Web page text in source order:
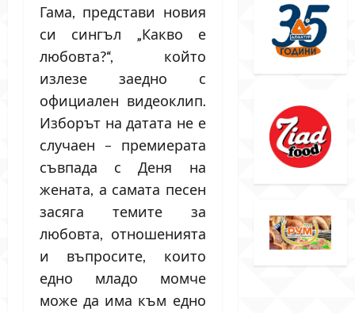
Гама, представи новия
си сингъл „Какво е
любовта?“, който
излезе заедно с
официален видеоклип.
Изборът на датата не е
случаен – премиерата
съвпада с Деня на
жената, а самата песен
засяга темите за
любовта, отношенията
и въпросите, които
едно младо момче
може да има към едно